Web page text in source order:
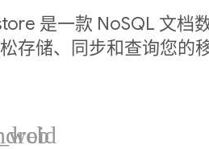
是一款 NoSQL 文档
存储、同步和查询您的